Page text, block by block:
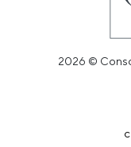
2026 ©